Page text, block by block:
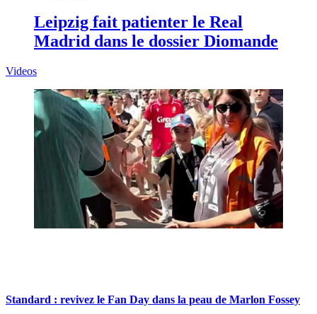
Leipzig fait patienter le Real
Madrid dans le dossier Diomande
Videos
Standard : revivez le Fan Day dans la peau de Marlon Fossey